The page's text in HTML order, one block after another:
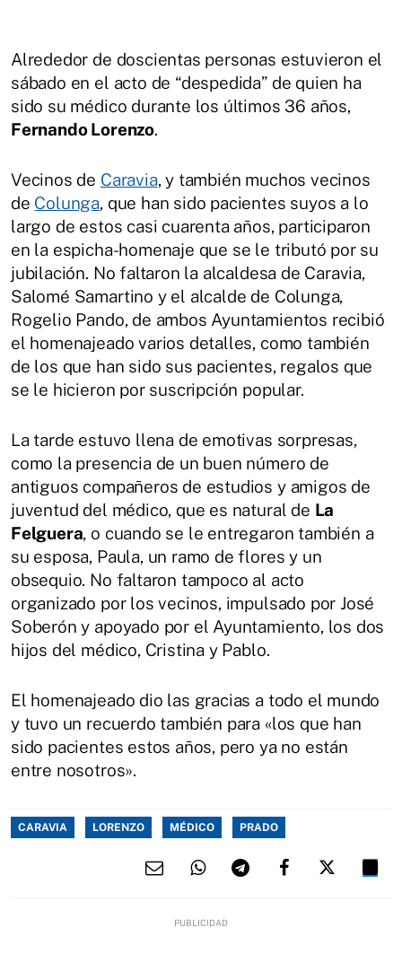
Alrededor de doscientas personas estuvieron el
sábado en el acto de “despedida” de quien ha
sido su médico durante los últimos 36 años,
Fernando Lorenzo.
Vecinos de Caravia, y también muchos vecinos
de Colunga, que han sido pacientes suyos a lo
largo de estos casi cuarenta años, participaron
en la espicha-homenaje que se le tributó por su
jubilación. No faltaron la alcaldesa de Caravia,
Salomé Samartino y el alcalde de Colunga,
Rogelio Pando, de ambos Ayuntamientos recibió
el homenajeado varios detalles, como también
de los que han sido sus pacientes, regalos que
se le hicieron por suscripción popular.
La tarde estuvo llena de emotivas sorpresas,
como la presencia de un buen número de
antiguos compañeros de estudios y amigos de
juventud del médico, que es natural de La
Felguera, o cuando se le entregaron también a
su esposa, Paula, un ramo de flores y un
obsequio. No faltaron tampoco al acto
organizado por los vecinos, impulsado por José
Soberón y apoyado por el Ayuntamiento, los dos
hijos del médico, Cristina y Pablo.
El homenajeado dio las gracias a todo el mundo
y tuvo un recuerdo también para «los que han
sido pacientes estos años, pero ya no están
entre nosotros».
CARAVIA LORENZO MÉDICO PRADO